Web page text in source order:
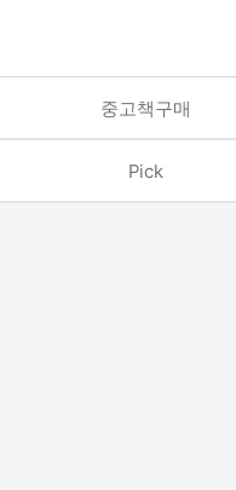
중고책구매
Pick